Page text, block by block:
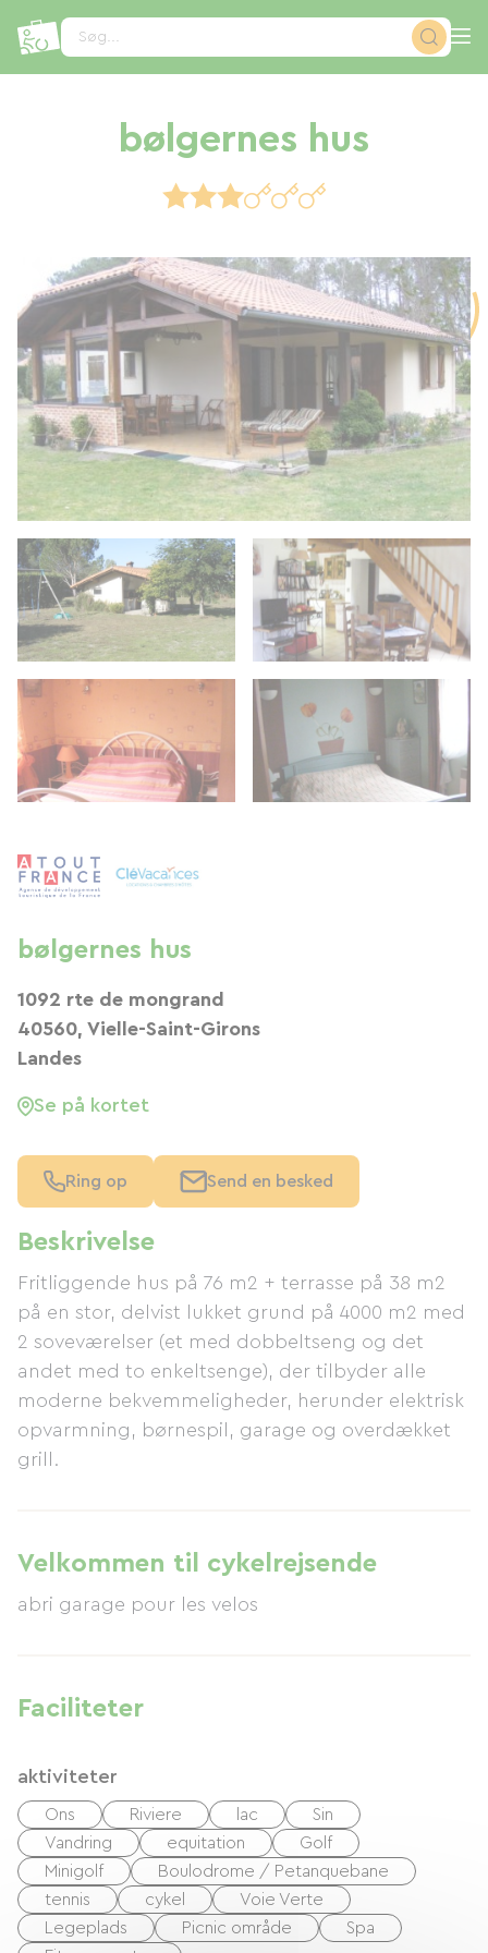
Søg...
bølgernes hus
Beskrivelse
Fritliggende hus på 76 m2 + terrasse på 38 m2
på en stor, delvist lukket grund på 4000 m2 med
2 soveværelser (et med dobbeltseng og det
andet med to enkeltsenge), der tilbyder alle
moderne bekvemmeligheder, herunder elektrisk
opvarmning, børnespil, garage og overdækket
grill.
Velkommen til cykelrejsende
abri garage pour les velos
Faciliteter
aktiviteter
Ons Riviere lac
Sin
Vandring
equitation
Golf
Minigolf
Boulodrome / Petanquebane
tennis
cykel
Voie Verte
Legeplads
Picnic område
Spa
bølgernes hus
1092 rte de mongrand
40560, Vielle-Saint-Girons
Landes
Se på kortet
Ring op Send en besked
CCookie-styringspanel